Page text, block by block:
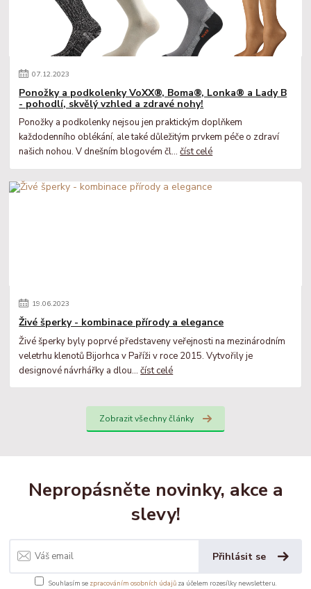
07.12.2023
Ponožky a podkolenky VoXX®, Boma®, Lonka® a Lady B
- pohodlí, skvělý vzhled a zdravé nohy!
Ponožky a podkolenky nejsou jen praktickým doplňkem
každodenního oblékání, ale také důležitým prvkem péče o zdraví
našich nohou. V dnešním blogovém čl...číst celé
19.06.2023
Živé šperky - kombinace přírody a elegance
Živé šperky byly poprvé představeny veřejnosti na mezinárodním
veletrhu klenotů Bijorhca v Paříži v roce 2015. Vytvořily je
designové návrhářky a dlou...číst celé
Zobrazit všechny články
Nepropásněte novinky, akce a
slevy!
Přihlásit se
Souhlasím se zpracováním osobních údajůza účelem rozesílky newsletteru.